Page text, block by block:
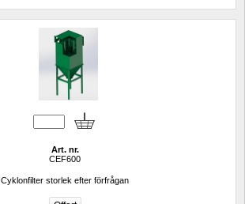
Art. nr.
CEF600
Cyklonfilter storlek efter förfrågan